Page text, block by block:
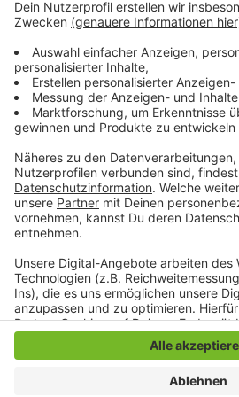
Anzeige
Im Gebäude, also auch in den
Maske aber weiterhin getragen
Terbeck auch für sinnvoll.
Anzeige
Anzeige